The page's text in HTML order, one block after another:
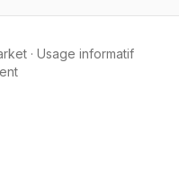
· Usage informatif